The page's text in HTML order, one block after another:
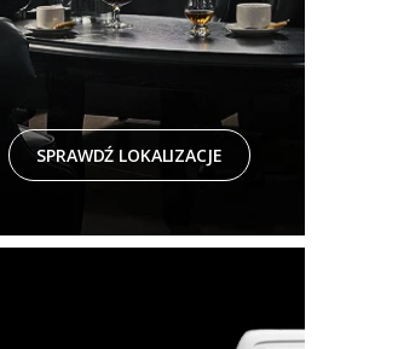
SPRAWDŹ LOKALIZACJE